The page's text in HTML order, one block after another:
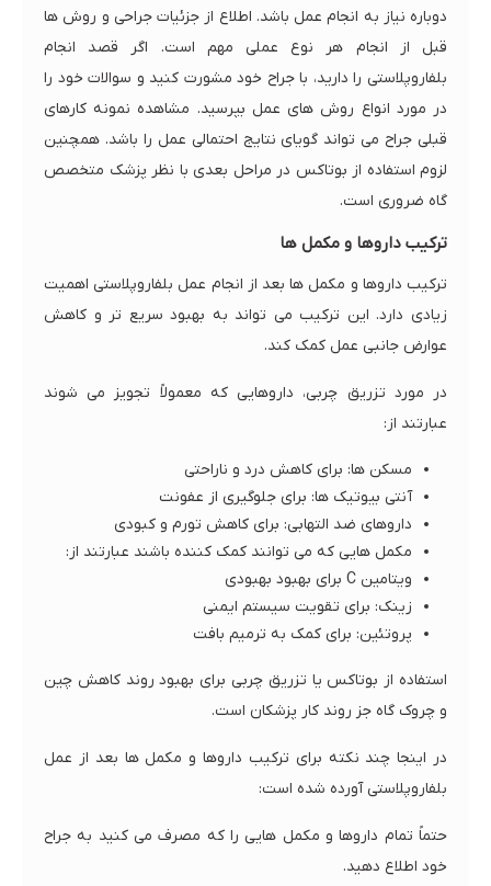
دوباره نیاز به انجام عمل باشد. اطلاع از جزئیات جراحی و روش‌ ها
قبل از انجام هر نوع عملی مهم است. اگر قصد انجام
بلفاروپلاستی را دارید، با جراح خود مشورت کنید و سوالات خود را
در مورد انواع روش های عمل بپرسید. مشاهده نمونه کارهای
قبلی جراح می تواند گویای نتایج احتمالی عمل را باشد. همچنین
لزوم استفاده از بوتاکس در مراحل بعدی با نظر پزشک متخصص
گاه ضروری است.
ترکیب داروها و مکمل‌ ها
ترکیب داروها و مکمل ها بعد از انجام عمل بلفاروپلاستی اهمیت
زیادی دارد. این ترکیب می تواند به بهبود سریع تر و کاهش
عوارض جانبی عمل کمک کند.
در مورد تزریق چربی، داروهایی که معمولاً تجویز می شوند
عبارتند از:
مسکن ها: برای کاهش درد و ناراحتی
آنتی بیوتیک ها: برای جلوگیری از عفونت
داروهای ضد التهابی: برای کاهش تورم و کبودی
مکمل هایی که می توانند کمک کننده باشند عبارتند از:
ویتامین C برای بهبود بهبودی
زینک: برای تقویت سیستم ایمنی
پروتئین: برای کمک به ترمیم بافت
استفاده از بوتاکس یا تزریق چربی برای بهبود روند کاهش چین
و چروک گاه جز روند کار پزشکان است.
در اینجا چند نکته برای ترکیب داروها و مکمل ها بعد از عمل
بلفاروپلاستی آورده شده است:
حتماً تمام داروها و مکمل هایی را که مصرف می کنید به جراح
خود اطلاع دهید.